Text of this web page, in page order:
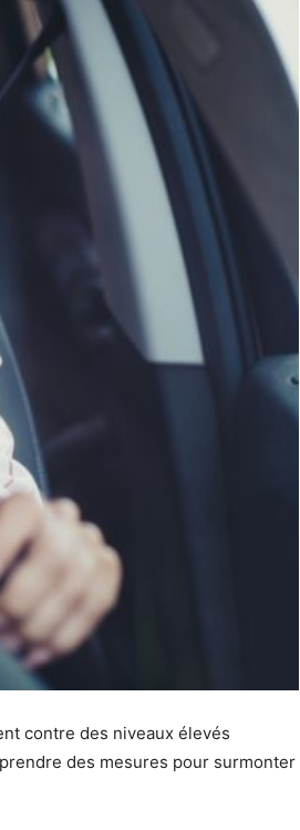
contre des niveaux élevés
des mesures pour surmonter